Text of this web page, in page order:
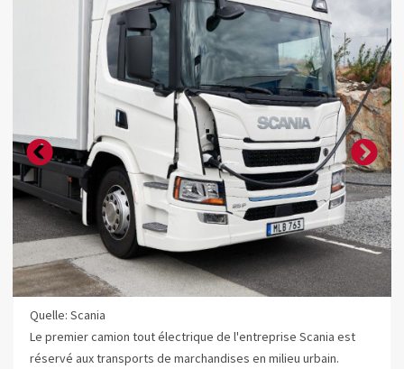
Quelle: Scania
Le premier camion tout électrique de l'entreprise Scania est
réservé aux transports de marchandises en milieu urbain.